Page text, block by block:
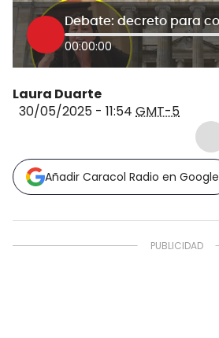
00:00:00
Laura Duarte
30/05/2025 - 11:54 GMT-5
Añadir Caracol Radio en Google